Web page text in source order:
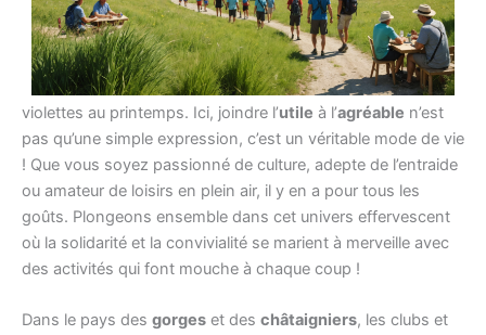
Ah, l’Ardèche! Ce petit coin de paradis où il fait bon vivre et
où lesclubsetassociationsfleurissent comme des
violettes au printemps. Ici, joindre l’utile à l’agréable n’est
pas qu’une simple expression, c’est un véritable mode de vie
! Que vous soyez passionné de culture, adepte de l’entraide
ou amateur de loisirs en plein air, il y en a pour tous les
goûts. Plongeons ensemble dans cet univers effervescent
où la solidarité et la convivialité se marient à merveille avec
des activités qui font mouche à chaque coup !
Dans le pays des gorges et des châtaigniers, les clubs et